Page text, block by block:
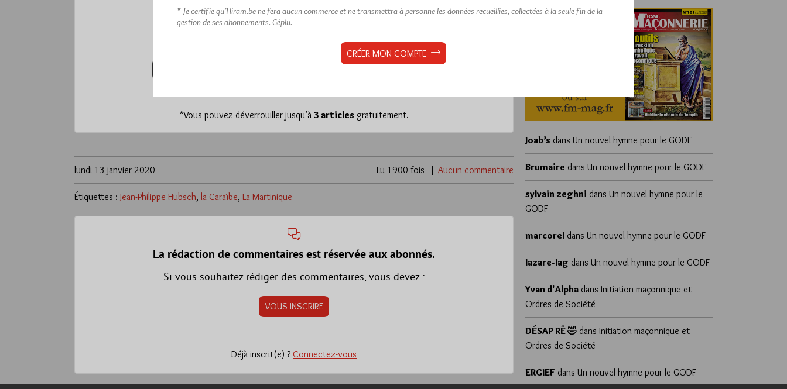
Ce contenu est réservé aux abonnés.
Pour accéder à cet article, vous pouvez choisir de :
*Vous pouvez déverrouiller jusqu’à 3 articles gratuitement.
lundi 13 janvier 2020 Aucun commentaire
Lu 1900 fois
Étiquettes : Jean-Philippe Hubsch, la Caraïbe, La Martinique
La rédaction de commentaires est réservée aux abonnés.
Si vous souhaitez rédiger des commentaires, vous devez :
VOUS INSCRIRE
Déjà inscrit(e) ? Connectez-vous
Joab’s dans Un nouvel hymne pour le GODF
Brumaire dans Un nouvel hymne pour le GODF
sylvain zeghni dans Un nouvel hymne pour le
GODF
marcorel dans Un nouvel hymne pour le GODF
lazare-lag dans Un nouvel hymne pour le GODF
Yvan d'Alpha dans Initiation maçonnique et
Ordres de Société
DÉSAP RÊ 🤣 dans Initiation maçonnique et
Ordres de Société
ERGIEF dans Un nouvel hymne pour le GODF
* Je certifie qu’Hiram.be ne fera aucun commerce et ne transmettra à personne les données recueillies, collectées à la seule fin de la
gestion de ses abonnements. Géplu.
CRÉER MON COMPTE